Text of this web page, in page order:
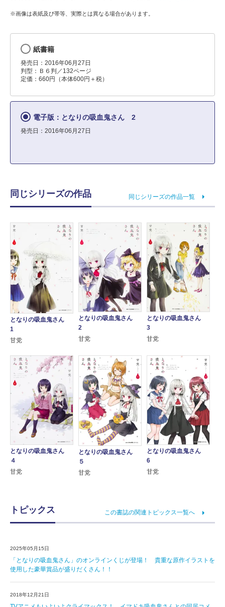
※画像は表紙及び帯等、実際とは異なる場合があります。
紙書籍
発売日：2016年06月27日
判型：Ｂ６判／132ページ
定価：660円（本体600円＋税）
電子版：となりの吸血鬼さん 2
発売日：2016年06月27日
同じシリーズの作品 同じシリーズの作品一覧
となりの吸血鬼さん
1
甘党
となりの吸血鬼さん
2
甘党
となりの吸血鬼さん
3
甘党
となりの吸血鬼さん
４
甘党
となりの吸血鬼さん
５
甘党
となりの吸血鬼さん
6
甘党
トピックス この書誌の関連トピックス一覧へ
2025年05月15日
「となりの吸血鬼さん」のオンラインくじが登場！ 貴重な原作イラストを
使用した豪華賞品が盛りだくさん！！
2018年12月21日